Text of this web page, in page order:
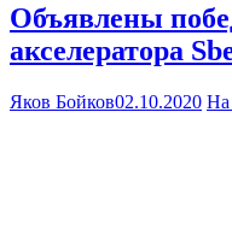
Объявлены
акселератора
Яков Бойков02.10.2020 На